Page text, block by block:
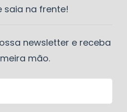
saia na frente!
newsletter e receba
mão.